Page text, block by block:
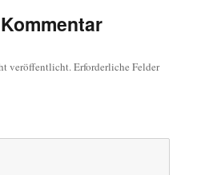
veröffentlicht.Erforderliche Felder